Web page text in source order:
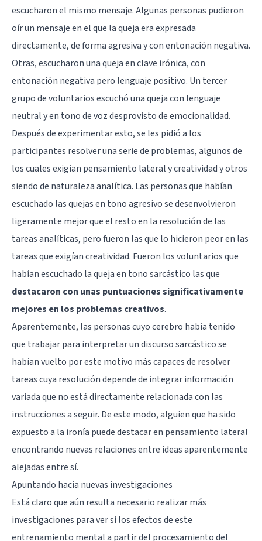
escucharon el mismo mensaje. Algunas personas pudieron
oír un mensaje en el que la queja era expresada
directamente, de forma agresiva y con entonación negativa.
Otras, escucharon una queja en clave irónica, con
entonación negativa pero lenguaje positivo. Un tercer
grupo de voluntarios escuchó una queja con lenguaje
neutral y en tono de voz desprovisto de emocionalidad.
Después de experimentar esto, se les pidió a los
participantes resolver una serie de problemas, algunos de
los cuales exigían pensamiento lateral y creatividad y otros
siendo de naturaleza analítica. Las personas que habían
escuchado las quejas en tono agresivo se desenvolvieron
ligeramente mejor que el resto en la resolución de las
tareas analíticas, pero fueron las que lo hicieron peor en las
tareas que exigían creatividad. Fueron los voluntarios que
habían escuchado la queja en tono sarcástico las que
destacaron con unas puntuaciones significativamente
mejores en los problemas creativos.
Aparentemente, las personas cuyo cerebro había tenido
que trabajar para interpretar un discurso sarcástico se
habían vuelto por este motivo más capaces de resolver
tareas cuya resolución depende de integrar información
variada que no está directamente relacionada con las
instrucciones a seguir. De este modo, alguien que ha sido
expuesto a la ironía puede destacar en pensamiento lateral
encontrando nuevas relaciones entre ideas aparentemente
alejadas entre sí.
Apuntando hacia nuevas investigaciones
Está claro que aún resulta necesario realizar más
investigaciones para ver si los efectos de este
entrenamiento mental a partir del procesamiento del